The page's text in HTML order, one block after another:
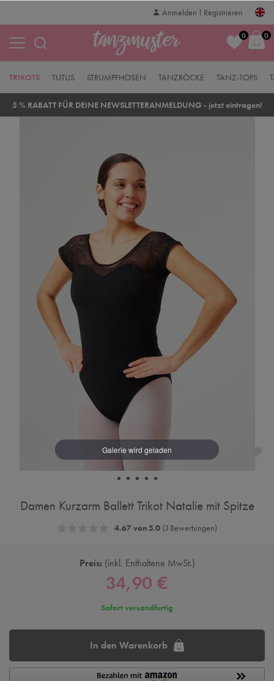
Anmelden Registrieren
0 0
TRIKOTS TUTUS TANZRÖCKE
STRUMPFHOSEN TANZ-TOPS
5 % RABATT FÜR DEINE NEWSLETTERANMELDUNG - jetzt eintragen!
Damen Kurzarm Ballett Trikot Natalie mit Spitze
4.67 von 5.0(3 Bewertungen)
Preis: inkl. Enthaltene MwSt.
34,90 €
Sofort versandfertig
In den Warenkorb